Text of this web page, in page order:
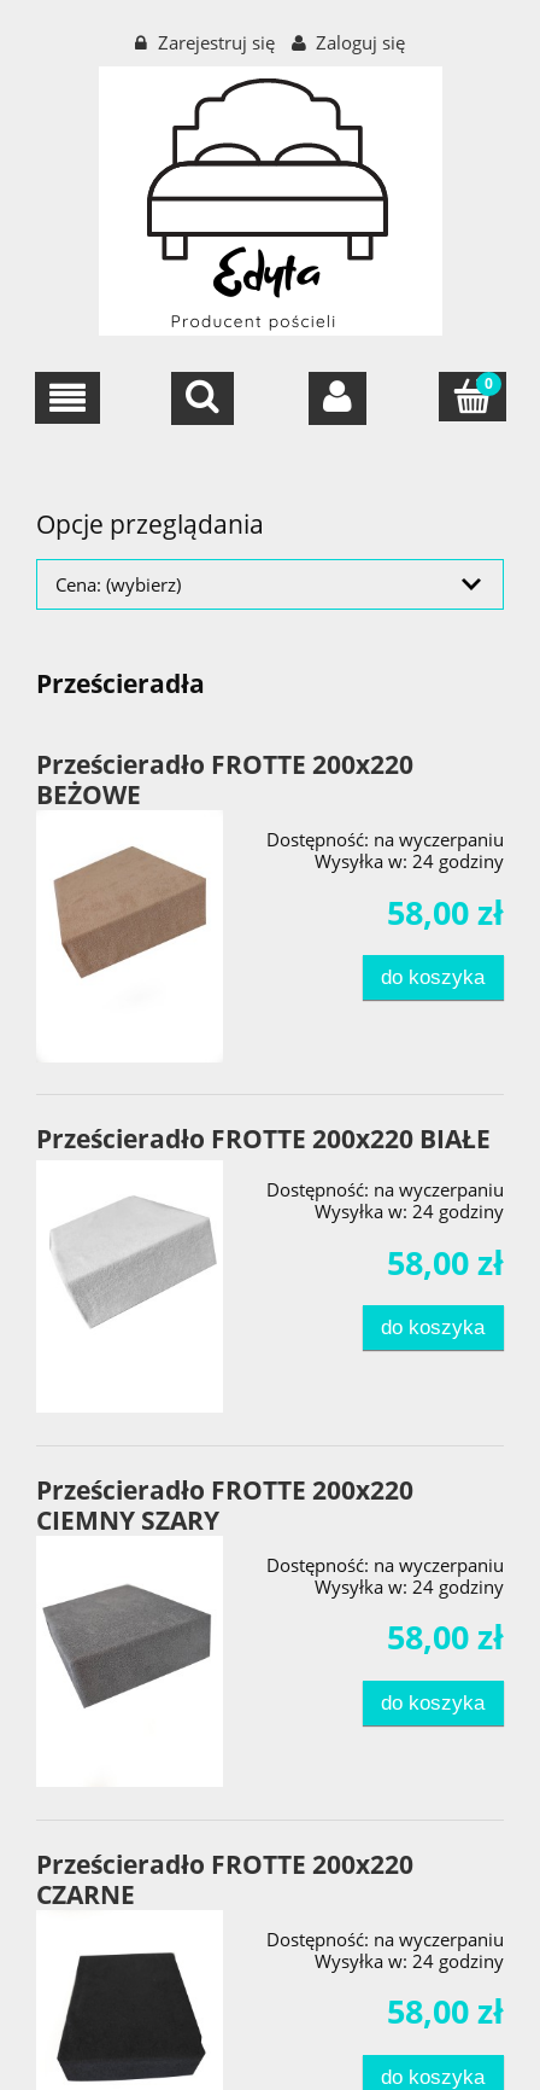
Zarejestruj się Zaloguj się
Opcje przeglądania
Cena: (wybierz)
Prześcieradła
Prześcieradło FROTTE 200x220
BEŻOWE
Dostępność: na wyczerpaniu
Wysyłka w: 24 godziny
58,00 zł
do koszyka
Prześcieradło FROTTE 200x220 BIAŁE
Dostępność: na wyczerpaniu
Wysyłka w: 24 godziny
58,00 zł
do koszyka
Prześcieradło FROTTE 200x220
CIEMNY SZARY
Dostępność: na wyczerpaniu
Wysyłka w: 24 godziny
58,00 zł
do koszyka
Prześcieradło FROTTE 200x220
CZARNE
Dostępność: na wyczerpaniu
Wysyłka w: 24 godziny
58,00 zł
do koszyka